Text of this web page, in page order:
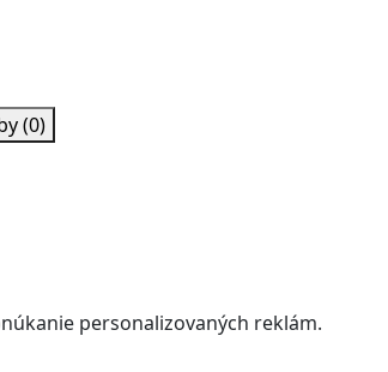
(0)
personalizovaných reklám.